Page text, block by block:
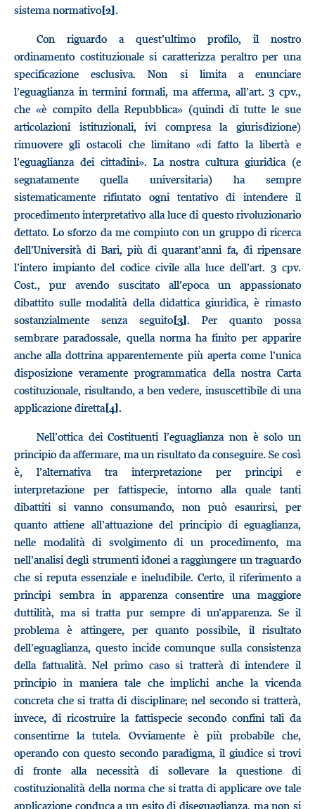
sistema normativo[2].
Con riguardo a quest’ultimo profilo, il nostro
ordinamento costituzionale si caratterizza peraltro per una
specificazione esclusiva. Non si limita a enunciare
l’eguaglianza in termini formali, ma afferma, all’art. 3 cpv.,
che «è compito della Repubblica» (quindi di tutte le sue
articolazioni istituzionali, ivi compresa la giurisdizione)
rimuovere gli ostacoli che limitano «di fatto la libertà e
l’eguaglianza dei cittadini». La nostra cultura giuridica (e
segnatamente quella universitaria) ha sempre
sistematicamente rifiutato ogni tentativo di intendere il
procedimento interpretativo alla luce di questo rivoluzionario
dettato. Lo sforzo da me compiuto con un gruppo di ricerca
dell’Università di Bari, più di quarant’anni fa, di ripensare
l’intero impianto del codice civile alla luce dell’art. 3 cpv.
Cost., pur avendo suscitato all’epoca un appassionato
dibattito sulle modalità della didattica giuridica, è rimasto
sostanzialmente senza seguito[3]. Per quanto possa
sembrare paradossale, quella norma ha finito per apparire
anche alla dottrina apparentemente più aperta come l’unica
disposizione veramente programmatica della nostra Carta
costituzionale, risultando, a ben vedere, insuscettibile di una
applicazione diretta[4].
Nell’ottica dei Costituenti l’eguaglianza non è solo un
principio da affermare, ma un risultato da conseguire. Se così
è, l’alternativa tra interpretazione per principi e
interpretazione per fattispecie, intorno alla quale tanti
dibattiti si vanno consumando, non può esaurirsi, per
quanto attiene all’attuazione del principio di eguaglianza,
nelle modalità di svolgimento di un procedimento, ma
nell’analisi degli strumenti idonei a raggiungere un traguardo
che si reputa essenziale e ineludibile. Certo, il riferimento a
principi sembra in apparenza consentire una maggiore
duttilità, ma si tratta pur sempre di un’apparenza. Se il
problema è attingere, per quanto possibile, il risultato
dell’eguaglianza, questo incide comunque sulla consistenza
della fattualità. Nel primo caso si tratterà di intendere il
principio in maniera tale che implichi anche la vicenda
concreta che si tratta di disciplinare; nel secondo si tratterà,
invece, di ricostruire la fattispecie secondo confini tali da
consentirne la tutela. Ovviamente è più probabile che,
operando con questo secondo paradigma, il giudice si trovi
di fronte alla necessità di sollevare la questione di
costituzionalità della norma che si tratta di applicare ove tale
applicazione conduca a un esito di diseguaglianza, ma non si